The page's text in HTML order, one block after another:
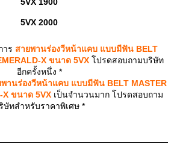
5VX 2000
าร สายพานร่องวีหน้าแคบ แบบมีฟัน BELT
X ขนาด 5VXโปรดสอบถามบริษัท
อีกครั้งหนึ่ง *
พานร่องวีหน้าแคบ แบบมีฟัน BELT MASTER
X ขนาด 5VX เป็นจำนวนมาก โปรดสอบถาม
ษัทสำหรับราคาพิเศษ *